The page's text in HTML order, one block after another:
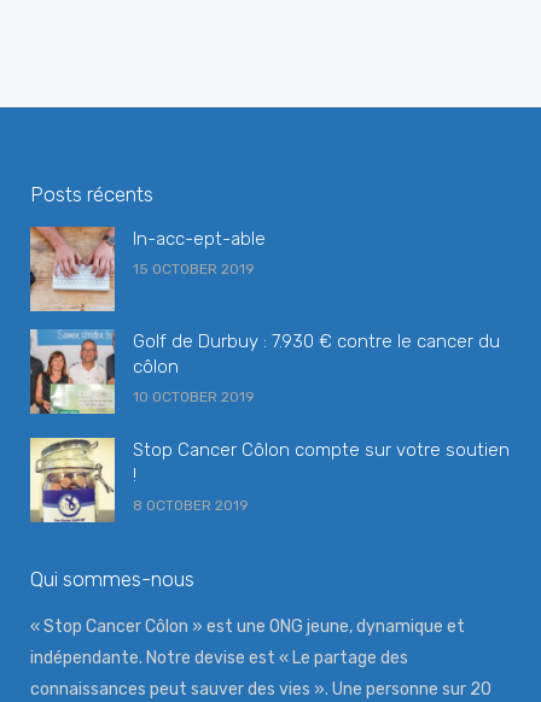
Posts récents
In-acc-ept-able
15 OCTOBER 2019
Golf de Durbuy : 7.930 € contre le cancer du
côlon
10 OCTOBER 2019
Stop Cancer Côlon compte sur votre soutien
!
8 OCTOBER 2019
Qui sommes-nous
« Stop Cancer Côlon » est une ONG jeune, dynamique et
indépendante. Notre devise est « Le partage des
connaissances peut sauver des vies ». Une personne sur 20